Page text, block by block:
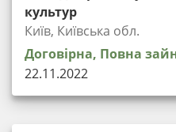
культур
Київ, Київська обл.
Договірна, Повна
22.11.2022